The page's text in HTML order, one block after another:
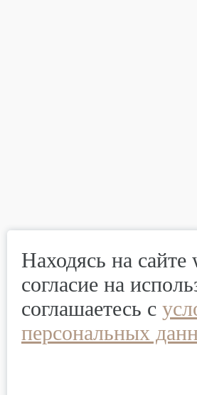
Находясь на
согласие на
соглашаетесь с
персональных